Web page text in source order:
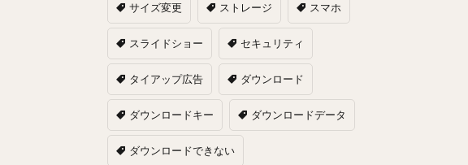
サイズ変更 ストレージ スマホ
スライドショー セキュリティ
タイアップ広告 ダウンロード
ダウンロードキー ダウンロードデータ
ダウンロードできない